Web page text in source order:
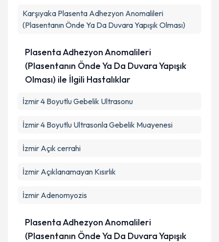
Karşıyaka Plasenta Adhezyon Anomalileri
(Plasentanın Önde Ya Da Duvara Yapışık Olması)
Plasenta Adhezyon Anomalileri
(Plasentanın Önde Ya Da Duvara Yapışık
Olması) ile İlgili Hastalıklar
İzmir 4 Boyutlu Gebelik Ultrasonu
İzmir 4 Boyutlu Ultrasonla Gebelik Muayenesi
İzmir Açık cerrahi
İzmir Açıklanamayan Kısırlık
İzmir Adenomyozis
Plasenta Adhezyon Anomalileri
(Plasentanın Önde Ya Da Duvara Yapışık